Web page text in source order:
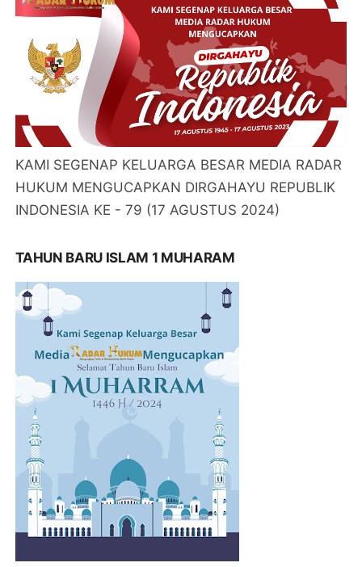
KAMI SEGENAP KELUARGA BESAR MEDIA RADAR
HUKUM MENGUCAPKAN DIRGAHAYU REPUBLIK
INDONESIA KE - 79 (17 AGUSTUS 2024)
TAHUN BARU ISLAM 1 MUHARAM